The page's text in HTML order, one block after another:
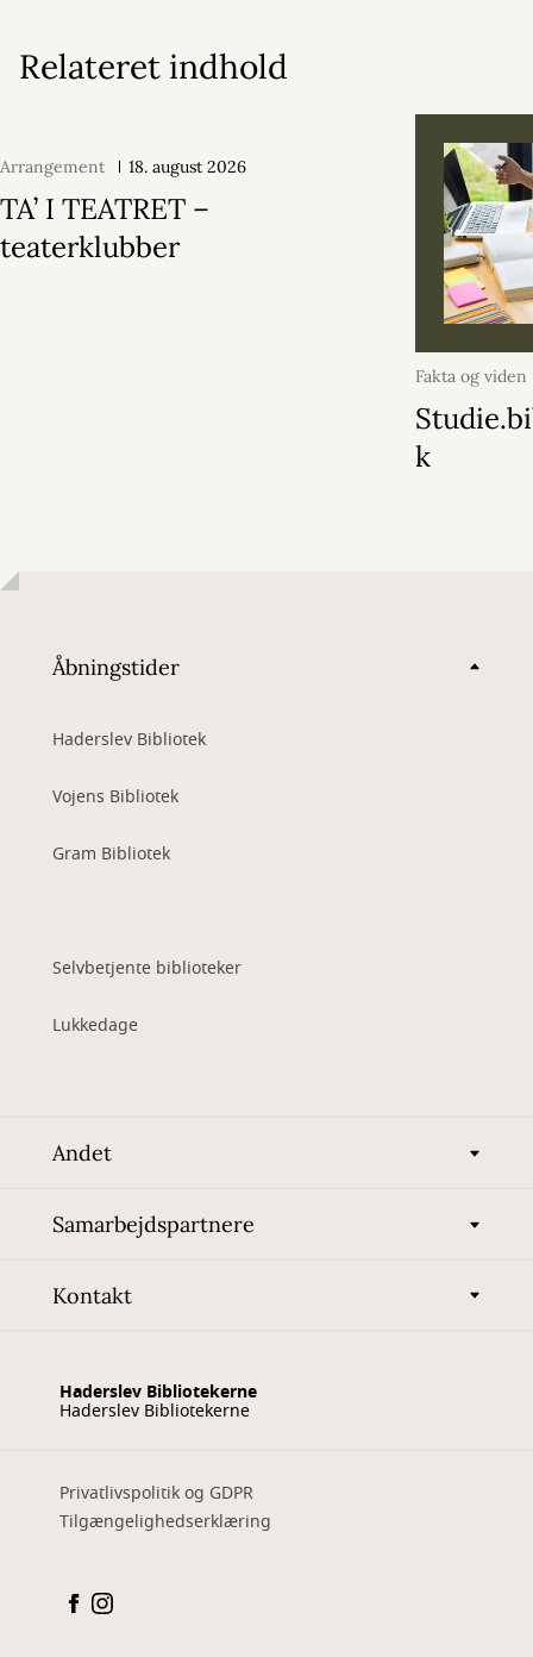
Relateret indhold
Arrangement 18. august 2026
TA’ I TEATRET –
teaterklubber
Fakta og viden
k
Åbningstider
Haderslev Bibliotek
Vojens Bibliotek
Gram Bibliotek
Selvbetjente biblioteker
Lukkedage
Andet
Samarbejdspartnere
Kontakt
Haderslev Bibliotekerne
Haderslev Bibliotekerne
Privatlivspolitik og GDPR
Tilgængelighedserklæring